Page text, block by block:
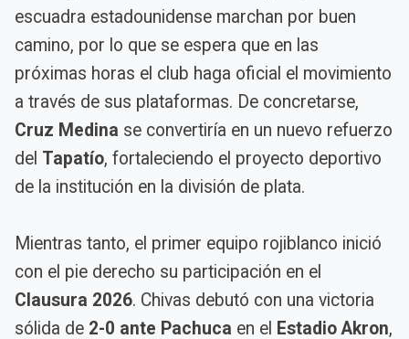
escuadra estadounidense marchan por buen
camino, por lo que se espera que en las
próximas horas el club haga oficial el movimiento
a través de sus plataformas. De concretarse,
Cruz Medina se convertiría en un nuevo refuerzo
del Tapatío, fortaleciendo el proyecto deportivo
de la institución en la división de plata.
Mientras tanto, el primer equipo rojiblanco inició
con el pie derecho su participación en el
Clausura 2026. Chivas debutó con una victoria
sólida de 2-0 ante Pachuca en el Estadio Akron,